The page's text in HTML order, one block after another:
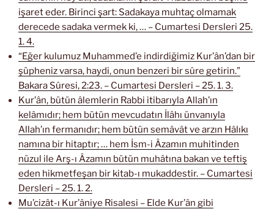
işaret eder. Birinci şart: Sadakaya muhtaç olmamak
derecede sadaka vermek ki, … – Cumartesi Dersleri 25.
1. 4.
“Eğer kulumuz Muhammed’e indirdiğimiz Kur’ân’dan bir
şüpheniz varsa, haydi, onun benzeri bir sûre getirin.”
Bakara Sûresi, 2:23. – Cumartesi Dersleri – 25. 1. 3.
Kur’ân, bütün âlemlerin Rabbi itibarıyla Allah’ın
kelâmıdır; hem bütün mevcudatın İlâhı ünvanıyla
Allah’ın fermanıdır; hem bütün semâvât ve arzın Hâlıkı
namına bir hitaptır; … hem İsm-i Âzamın muhitinden
nüzul ile Arş-ı Âzamın bütün muhâtına bakan ve teftiş
eden hikmetfeşan bir kitab-ı mukaddestir. – Cumartesi
Dersleri – 25. 1. 2.
Mu’cizât-ı Kur’âniye Risalesi – Elde Kur’ân gibi